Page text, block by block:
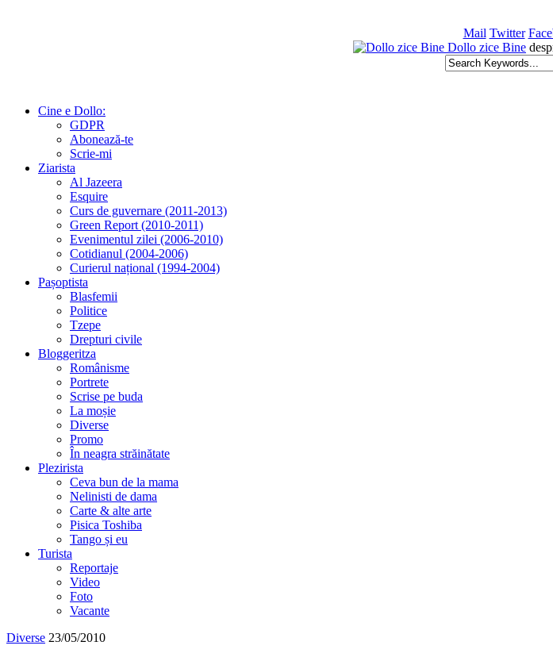
Mail Twitter
Dollo zice Bine
Cine e Dollo:
GDPR
Abonează-te
Scrie-mi
Ziarista
Al Jazeera
Esquire
Curs de guvernare (2011-2013)
Green Report (2010-2011)
Evenimentul zilei (2006-2010)
Cotidianul (2004-2006)
Curierul național (1994-2004)
Pașoptista
Blasfemii
Politice
Tzepe
Drepturi civile
Bloggeritza
Românisme
Portrete
Scrise pe buda
La moșie
Diverse
Promo
În neagra străinătate
Plezirista
Ceva bun de la mama
Nelinisti de dama
Carte & alte arte
Pisica Toshiba
Tango și eu
Turista
Reportaje
Video
Foto
Vacante
Diverse 23/05/2010